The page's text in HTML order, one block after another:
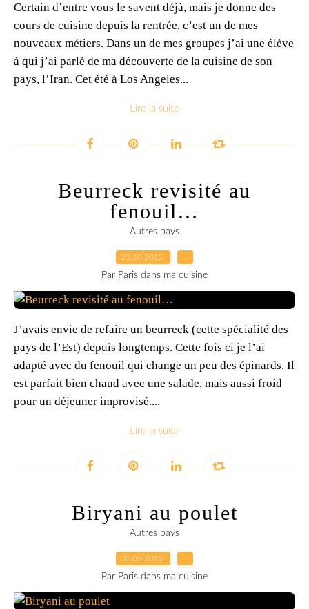
Certain d’entre vous le savent déjà, mais je donne des
cours de cuisine depuis la rentrée, c’est un de mes
nouveaux métiers. Dans un de mes groupes j’ai une élève
à qui j’ai parlé de ma découverte de la cuisine de son
pays, l’Iran. Cet été à Los Angeles...
Lire la suite
Beurreck revisité au
fenouil…
Autres pays
23.10.2012
Par Paris dans ma cuisine
J’avais envie de refaire un beurreck (cette spécialité des
pays de l’Est) depuis longtemps. Cette fois ci je l’ai
adapté avec du fenouil qui change un peu des épinards. Il
est parfait bien chaud avec une salade, mais aussi froid
pour un déjeuner improvisé....
Lire la suite
Biryani au poulet
Autres pays
02.05.2012
Par Paris dans ma cuisine